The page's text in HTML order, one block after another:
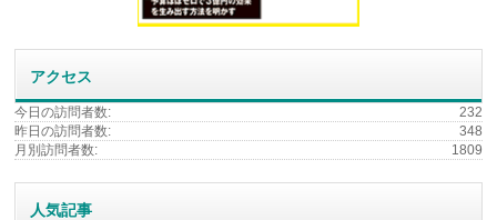
アクセス
232
今日の訪問者数:
348
昨日の訪問者数:
1809
月別訪問者数:
人気記事